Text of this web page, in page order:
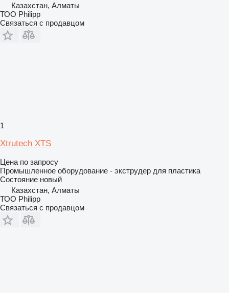
Казахстан, Алматы
ТОО Philipp
Связаться с продавцом
1
Xtrutech XTS
Цена по запросу
Промышленное оборудование - экструдер для пластика
Состояние новый
Казахстан, Алматы
ТОО Philipp
Связаться с продавцом